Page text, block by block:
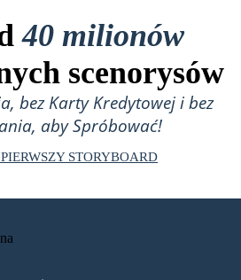
40 milionów
scenorysów
bez Karty Kredytowej i bez
aby Spróbować!
STORYBOARD